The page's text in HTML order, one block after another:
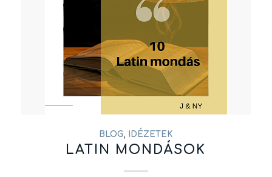
BLOG, IDÉZETEK
LATIN MONDÁSOK